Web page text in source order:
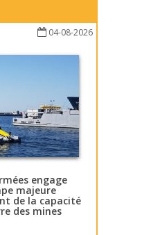
04-08-2026
engage
majeure
de la capacité
des mines